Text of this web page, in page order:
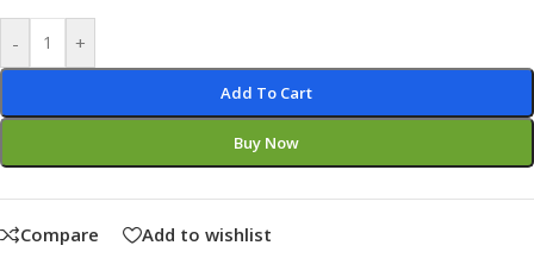
- +
Add To Cart
Buy Now
Alternative:
Compare Add to wishlist